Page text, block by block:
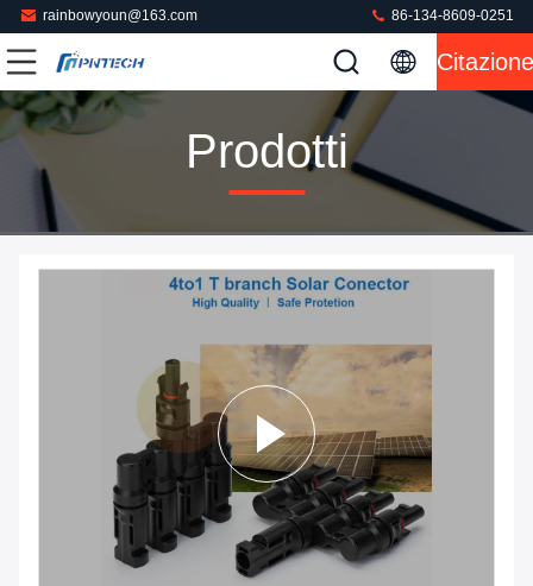
rainbowyoun@163.com 86-134-8609-0251
Citazione
Prodotti